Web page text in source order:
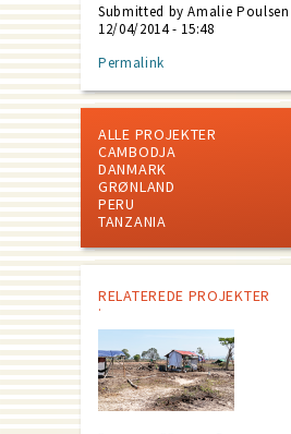
Submitted byAmalie Poulsen
12/04/2014 - 15:48
Permalink
ALLE PROJEKTER
CAMBODJA
DANMARK
GRØNLAND
PERU
TANZANIA
RELATEREDE PROJEKTER